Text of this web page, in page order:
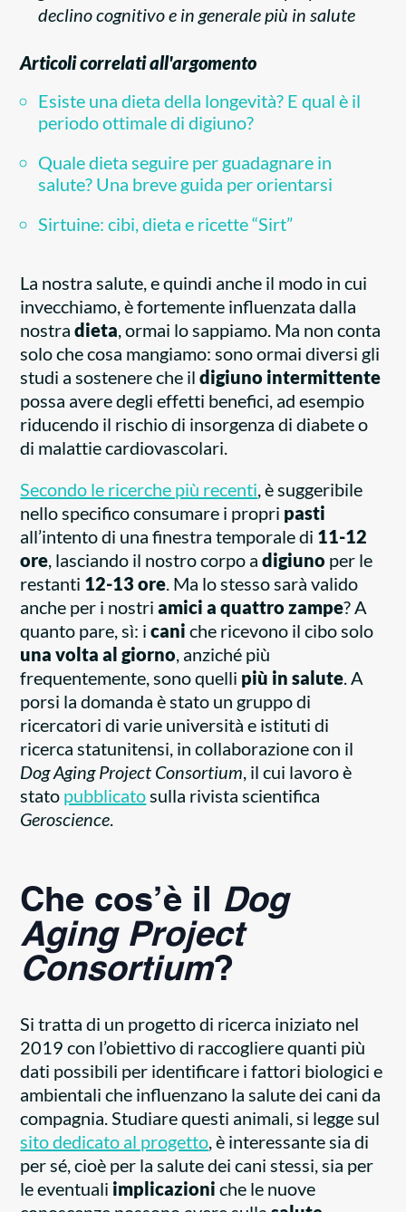
declino cognitivo e in generale più in salute
Articoli correlati all'argomento
Esiste una dieta della longevità? E qual è il
periodo ottimale di digiuno?
Quale dieta seguire per guadagnare in
salute? Una breve guida per orientarsi
Sirtuine: cibi, dieta e ricette “Sirt”
La nostra salute, e quindi anche il modo in cui
invecchiamo, è fortemente influenzata dalla
nostradieta, ormai lo sappiamo. Ma non conta
solo che cosa mangiamo: sono ormai diversi gli
studi a sostenere che ildigiuno intermittente
possa avere degli effetti benefici, ad esempio
riducendo il rischio di insorgenza di diabete o
di malattie cardiovascolari.
Secondo le ricerche più recenti, è suggeribile
nello specifico consumare i propri pasti
all’intento di una finestra temporale di 11-12
ore, lasciando il nostro corpo adigiuno per le
restanti 12-13 ore. Ma lo stesso sarà valido
anche per i nostriamici a quattro zampe? A
quanto pare, sì: icani che ricevono il cibo solo
una volta al giorno, anziché più
frequentemente, sono quelli più in salute. A
porsi la domanda è stato un gruppo di
ricercatori di varie università e istituti di
ricerca statunitensi, in collaborazione con il
Dog Aging Project Consortium, il cui lavoro è
stato pubblicatosulla rivista scientifica
Geroscience.
Che cos’è il Dog
Aging Project
Consortium?
Si tratta di un progetto di ricerca iniziato nel
2019 con l’obiettivo di raccogliere quanti più
dati possibili per identificare i fattori biologici e
ambientali che influenzano la salute dei cani da
compagnia. Studiare questi animali, si legge sul
sito dedicato al progetto, è interessante sia di
per sé, cioè per la salute dei cani stessi, sia per
le eventuali implicazioni che le nuove